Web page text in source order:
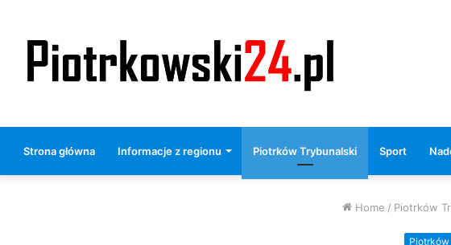
Strona główna Informacje z regionu Piotrków Trybunalski Sport
Home / Piotrków